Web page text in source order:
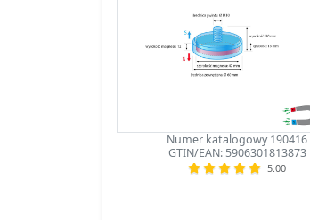
Numer katalogowy 190416
GTIN/EAN: 5906301813873
5.00